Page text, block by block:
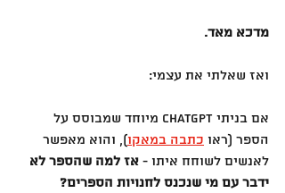
מדכא מאד.
ואז שאלתי את עצמי:
אם בניתי ChatGPT מיוחד שמבוסס על
הספר (ראו כתבה במאקו), והוא מאפשר
לאנשים לשוחח איתו - אז למה שהספר לא
ידבר עם מי שנכנס לחנויות הספרים?